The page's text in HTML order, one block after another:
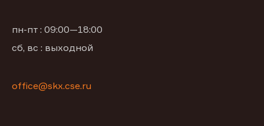
пн-пт : 09:00—18:00
сб, вс : выходной
office@skx.cse.ru